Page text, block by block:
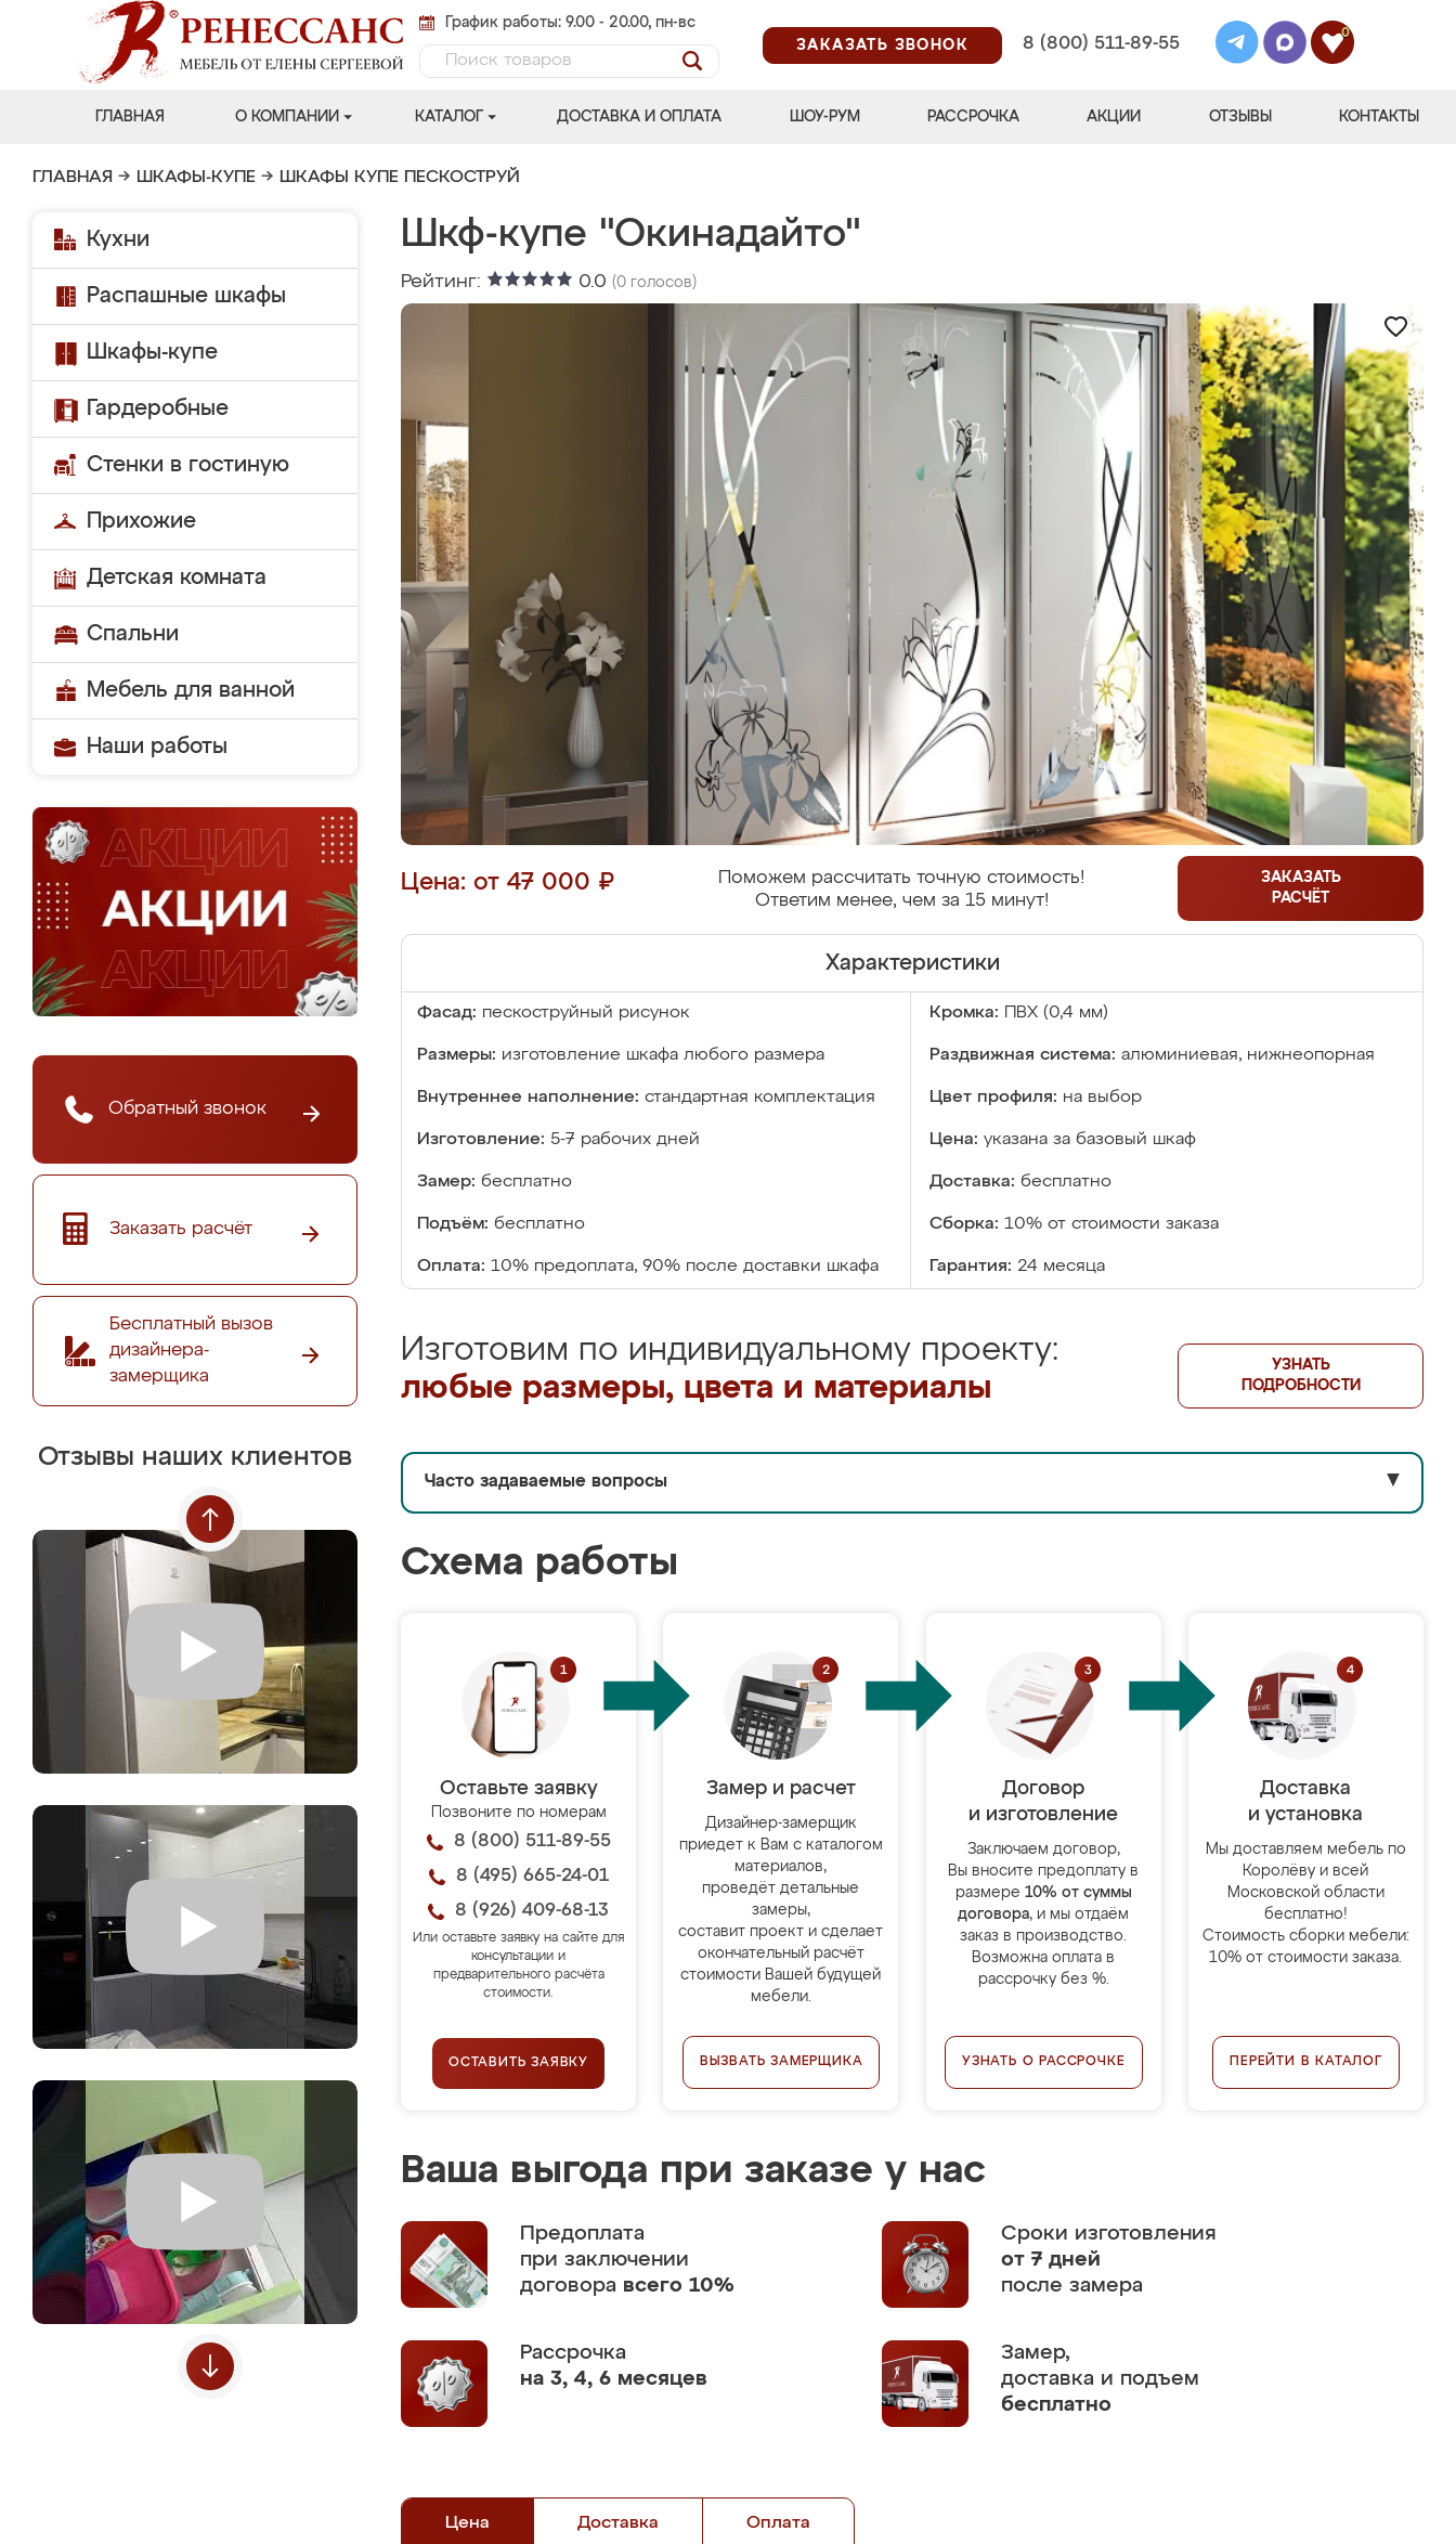
График работы: 9.00 - 20.00, пн-вс
ЗАКАЗАТЬ ЗВОНОК
8 (800) 511-89-55
0
ГЛАВНАЯ О КОМПАНИИ КАТАЛОГ ДОСТАВКА И ОПЛАТА ШОУ-РУМ РАССРОЧКА АКЦИИ ОТЗЫВЫ КОНТАКТЫ
ГЛАВНАЯ → ШКАФЫ-КУПЕ → ШКАФЫ КУПЕ ПЕСКОСТРУЙ
Кухни
Распашные шкафы
Шкафы-купе
Гардеробные
Стенки в гостиную
Прихожие
Детская комната
Спальни
Мебель для ванной
Наши работы
Обратный звонок
Заказать расчёт
Бесплатный вызов
дизайнера-
замерщика
Отзывы наших клиентов
Шкф-купе "Окинадайто"
Рейтинг: 0.0 (0 голосов)
Цена: от 47 000 ₽
Поможем рассчитать точную стоимость!
Ответим менее, чем за 15 минут!
ЗАКАЗАТЬ
РАСЧЁТ
Характеристики
Фасад: пескоструйный рисунок Кромка: ПВХ (0,4 мм)
Размеры: изготовление шкафа любого размера Раздвижная система: алюминиевая, нижнеопорная
Внутреннее наполнение: стандартная комплектация Цвет профиля: на выбор
Изготовление: 5-7 рабочих дней Цена: указана за базовый шкаф
Замер: бесплатно Доставка: бесплатно
Подъём: бесплатно Сборка: 10% от стоимости заказа
Оплата: 10% предоплата, 90% после доставки шкафа Гарантия: 24 месяца
Изготовим по индивидуальному проекту:
любые размеры, цвета и материалы
УЗНАТЬ
ПОДРОБНОСТИ
Часто задаваемые вопросы ▼
Схема работы
Оставьте заявку
Позвоните по номерам
8 (800) 511-89-55
8 (495) 665-24-01
8 (926) 409-68-13
Или оставьте заявку на сайте для
консультации и
предварительного расчёта
стоимости.
ОСТАВИТЬ ЗАЯВКУ
Замер и расчет
Дизайнер-замерщик
приедет к Вам с каталогом
материалов,
проведёт детальные
замеры,
составит проект и сделает
окончательный расчёт
стоимости Вашей будущей
мебели.
ВЫЗВАТЬ ЗАМЕРЩИКА
Договор
и изготовление
Заключаем договор,
Вы вносите предоплату в
размере 10% от суммы
договора, и мы отдаём
заказ в производство.
Возможна оплата в
рассрочку без %.
УЗНАТЬ О РАССРОЧКЕ
Доставка
и установка
Мы доставляем мебель по
Королёву и всей
Московской области
бесплатно!
Стоимость сборки мебели:
10% от стоимости заказа.
ПЕРЕЙТИ В КАТАЛОГ
Ваша выгода при заказе у нас
Предоплата
при заключении
договора всего 10%
Сроки изготовления
от 7 дней
после замера
Рассрочка
на 3, 4, 6 месяцев
Замер,
доставка и подъем
бесплатно
Цена Доставка Оплата